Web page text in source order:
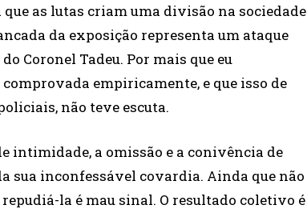
as lutas criam uma divisão na sociedade
da exposição representa um ataque
Coronel Tadeu. Por mais que eu
empiricamente, e que isso de
não teve escuta.
intimidade, a omissão e a conivência de
sua inconfessável covardia. Ainda que não
la é mau sinal. O resultado coletivo é